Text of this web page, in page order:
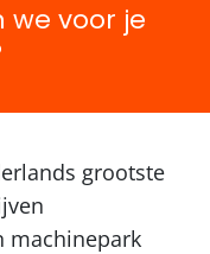
we voor je
grootste
machinepark